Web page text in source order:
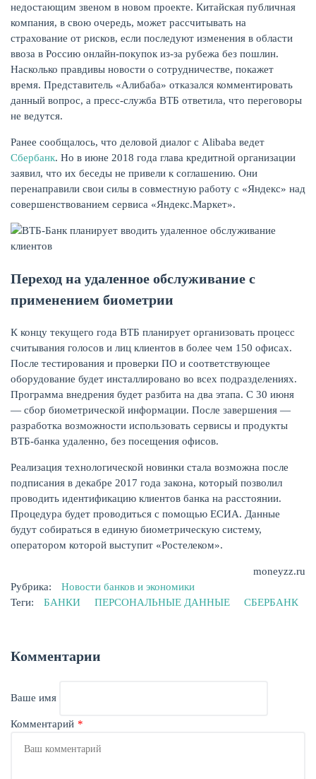
НАКОПЛЕНИЯ
ЕЩЁ
недостающим звеном в новом проекте. Китайская публичная
компания, в свою очередь, может рассчитывать на
страхование от рисков, если последуют изменения в области
ввоза в Россию онлайн-покупок из-за рубежа без пошлин.
Насколько правдивы новости о сотрудничестве, покажет
время. Представитель «Алибаба» отказался комментировать
данный вопрос, а пресс-служба ВТБ ответила, что переговоры
не ведутся.
Ранее сообщалось, что деловой диалог с Alibaba ведет
Сбербанк. Но в июне 2018 года глава кредитной организации
заявил, что их беседы не привели к соглашению. Они
перенаправили свои силы в совместную работу с «Яндекс» над
совершенствованием сервиса «Яндекс.Маркет».
Переход на удаленное обслуживание с
применением биометрии
К концу текущего года ВТБ планирует организовать процесс
считывания голосов и лиц клиентов в более чем 150 офисах.
После тестирования и проверки ПО и соответствующее
оборудование будет инсталлировано во всех подразделениях.
Программа внедрения будет разбита на два этапа. С 30 июня
— сбор биометрической информации. После завершения —
разработка возможности использовать сервисы и продукты
ВТБ-банка удаленно, без посещения офисов.
Реализация технологической новинки стала возможна после
подписания в декабре 2017 года закона, который позволил
проводить идентификацию клиентов банка на расстоянии.
Процедура будет проводиться с помощью ЕСИА. Данные
будут собираться в единую биометрическую систему,
оператором которой выступит «Ростелеком».
moneyzz.ru
Рубрика:
Новости банков и экономики
Теги:
БАНКИ ПЕРСОНАЛЬНЫЕ ДАННЫЕ СБЕРБАНК
Комментарии
Ваше имя
Комментарий